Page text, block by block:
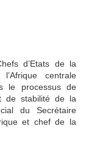
hefs d’Etats de la
centrale
le processus de
de stabilité de la
du Secrétaire
et chef de la